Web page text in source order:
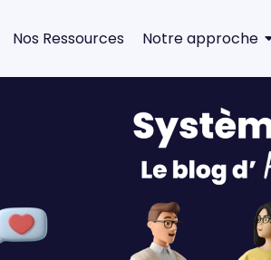
Nos Ressources Notre approche